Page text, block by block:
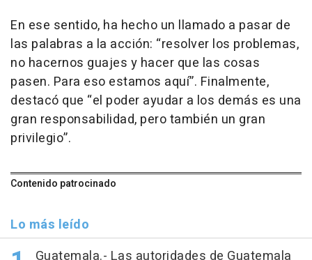
En ese sentido, ha hecho un llamado a pasar de
las palabras a la acción: “resolver los problemas,
no hacernos guajes y hacer que las cosas
pasen. Para eso estamos aquí”. Finalmente,
destacó que “el poder ayudar a los demás es una
gran responsabilidad, pero también un gran
privilegio”.
Contenido patrocinado
Lo más leído